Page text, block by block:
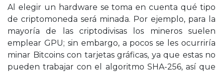
Al elegir un hardware se toma en cuenta qué tipo
de criptomoneda será minada. Por ejemplo, para la
mayoría de las criptodivisas los mineros suelen
emplear GPU; sin embargo, a pocos se les ocurriría
minar Bitcoins con tarjetas gráficas, ya que estas no
pueden trabajar con el algoritmo SHA-256, así que